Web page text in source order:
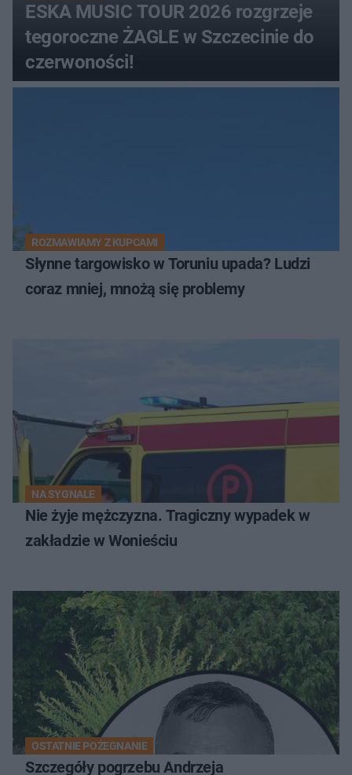
ESKA MUSIC TOUR 2026 rozgrzeje
tegoroczne ŻAGLE w Szczecinie do
czerwoności!
ROZMAWIAMY Z KUPCAMI
Słynne targowisko w Toruniu upada? Ludzi
coraz mniej, mnożą się problemy
NA SYGNALE
Nie żyje mężczyzna. Tragiczny wypadek w
zakładzie w Wonieściu
OSTATNIE POŻEGNANIE
Szczegóły pogrzebu Andrzeja